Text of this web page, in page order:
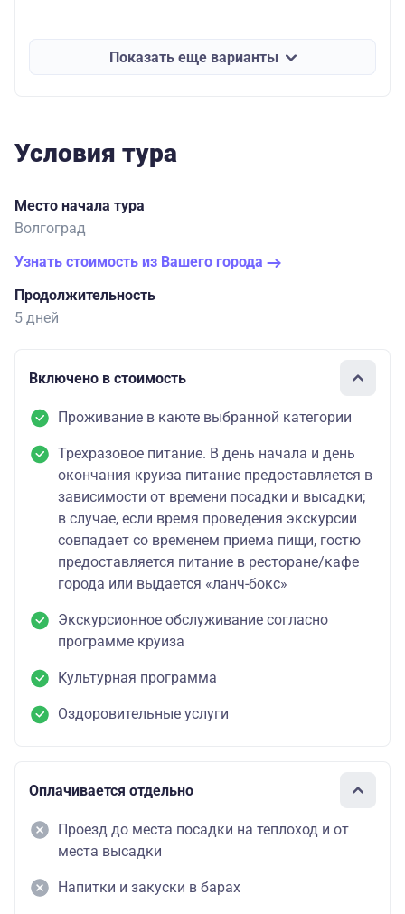
Показать еще варианты
Условия тура
Место начала тура
Волгоград
Узнать стоимость из Вашего города
Продолжительность
5 дней
Включено в стоимость
Проживание в каюте выбранной категории
Трехразовое питание. В день начала и день
окончания круиза питание предоставляется в
зависимости от времени посадки и высадки;
в случае, если время проведения экскурсии
совпадает со временем приема пищи, гостю
предоставляется питание в ресторане/кафе
города или выдается «ланч-бокс»
Экскурсионное обслуживание согласно
программе круиза
Культурная программа
Оздоровительные услуги
Оплачивается отдельно
Проезд до места посадки на теплоход и от
места высадки
Напитки и закуски в барах